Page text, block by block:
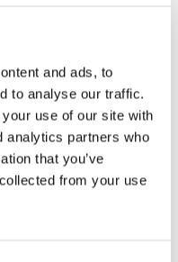
and ads, to
to analyse our traffic.
use of our site with
analytics partners who
that you’ve
from your use